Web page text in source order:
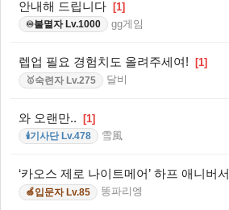
안내해 드립니다 [1]
♾️불멸자 Lv.1000 gg게임
렙업 필요 경험치도 올려주세여! [1]
🥇숙련자 Lv.275 달비
와 오랜만.. [1]
🕯️기사단 Lv.478 雪風
‘카오스 제로 나이트메어’ 하프 애니버
🍏입문자 Lv.85 똥파리엥